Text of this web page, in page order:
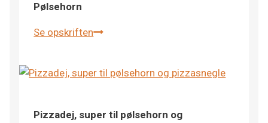
Pølsehorn
Se opskriftenPølsehorn
Pizzadej, super til pølsehorn og